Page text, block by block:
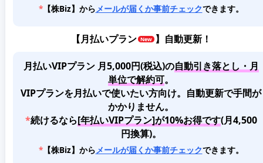
*【株Biz】から メールが届くか事前チェックできます。
【月払いプラン 】自動更新！
月払いVIPプラン 月5,000円(税込)の自動引き落とし・月
単位で解約可。
VIPプランを月払いで使いたい方向け。自動更新で手間が
かかりません。
*続けるなら[年払いVIPプラン]が10%お得です(月4,500
円換算)。
*【株Biz】からメールが届くか事前チェックできます。